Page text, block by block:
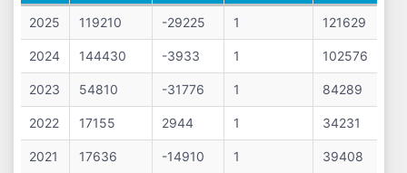
#
Cifra
Afaceri
Profit
Net
Salariați
Datorii
2025 119210 -29225 1 121629
2024 144430 -3933 1 102576
2023 54810 -31776 1 84289
2022 17155 2944 1 34231
2021 17636 -14910 1 39408